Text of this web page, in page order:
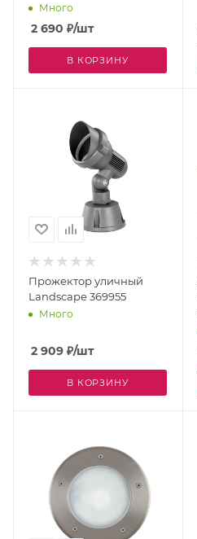
Много
2 690 ₽/шт
В КОРЗИНУ
Прожектор уличный
Landscape 369955
Много
2 909 ₽/шт
В КОРЗИНУ